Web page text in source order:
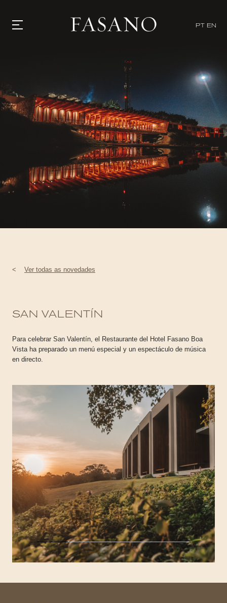
PT EN
EVENTOS
VILLAS
TIENDA | SELEZIONE
WHAT'S COOKING
SOSTENIBILIDAD
CONTACTO
< Ver todas as novedades
SAN VALENTÍN
Para celebrar San Valentín, el Restaurante del Hotel Fasano Boa
Vista ha preparado un menú especial y un espectáculo de música
en directo.